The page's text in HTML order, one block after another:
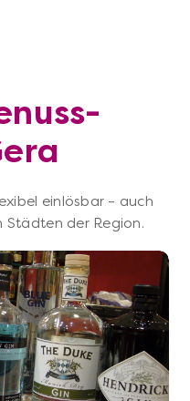
einlösbar – auch
Städten der Region.